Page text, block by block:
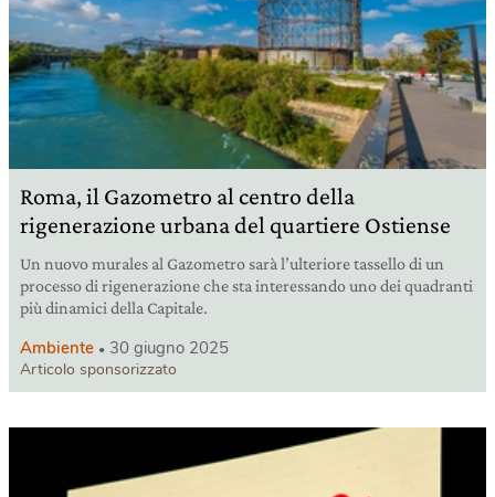
Roma, il Gazometro al centro della
rigenerazione urbana del quartiere Ostiense
Un nuovo murales al Gazometro sarà l’ulteriore tassello di un
processo di rigenerazione che sta interessando uno dei quadranti
più dinamici della Capitale.
Ambiente 30 giugno 2025
Articolo sponsorizzato